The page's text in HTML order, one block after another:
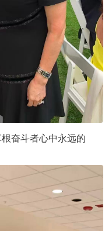
奋斗者心中永远的